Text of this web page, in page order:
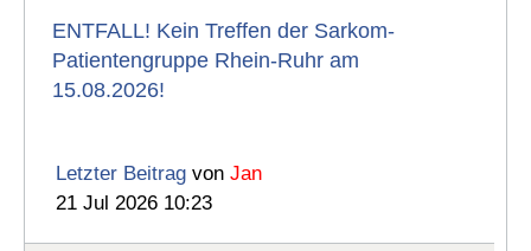
ENTFALL! Kein Treffen der Sarkom-
Patientengruppe Rhein-Ruhr am
15.08.2026!
Letzter Beitrag vonJan
21 Jul 2026 10:23